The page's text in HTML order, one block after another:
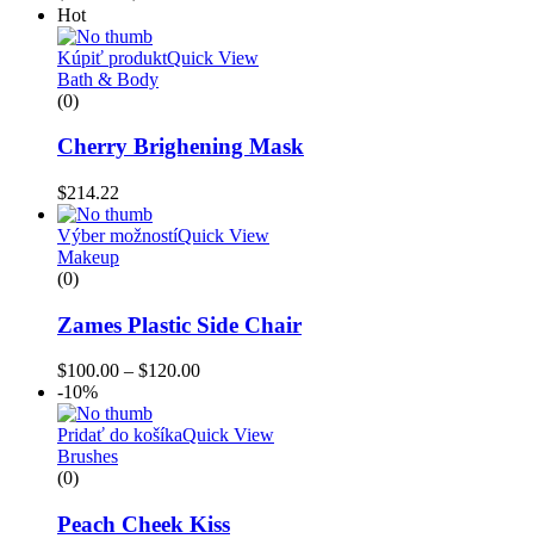
through
Hot
Kúpiť produktQuick View
Bath & Body
(0)
Cherry Brighening Mask
$214.22
Výber možnostíQuick View
Makeup
(0)
Zames Plastic Side Chair
$100.00 – $120.00Price
through
-10%
Pridať do košíkaQuick View
Brushes
(0)
Peach Cheek Kiss